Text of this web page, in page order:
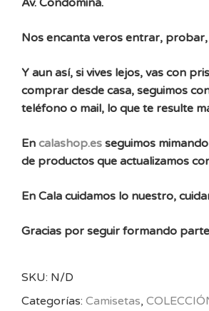
Nos encanta veros entrar,
Y aun así, si vives lejos, vas con
comprar desde casa, seguimos
teléfono o mail, lo que te resulte
En calashop.es seguimos
de productos que actualizamos
En Cala cuidamos lo nuestro,
Gracias por seguir formando
SKU: N/D
Categorías: Camisetas,